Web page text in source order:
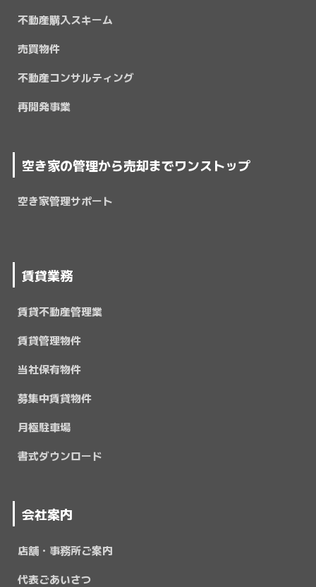
不動産購入スキーム
売買物件
不動産コンサルティング
再開発事業
空き家の管理から売却までワンストップ
空き家管理サポート
賃貸業務
賃貸不動産管理業
賃貸管理物件
当社保有物件
募集中賃貸物件
月極駐車場
書式ダウンロード
会社案内
店舗・事務所ご案内
代表ごあいさつ